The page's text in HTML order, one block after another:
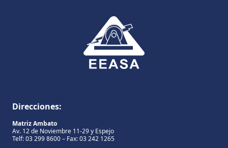
Direcciones:
Matriz Ambato
Av. 12 de Noviembre 11-29 y Espejo
Telf: 03 299 8600 – Fax: 03 242 1265